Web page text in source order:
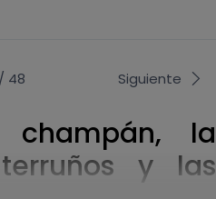
champán, la
y las
48 Siguiente